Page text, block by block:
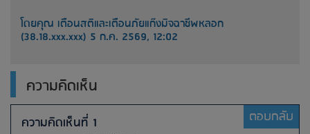
โดยคุณ เตือนสติและเตือนภัยแก๊งมิจฉาชีพหลอก
(38.18.xxx.xxx) 5 ก.ค. 2569, 12:02
ความคิดเห็น
ความคิดเห็นที่ 1 ตอบกลับ